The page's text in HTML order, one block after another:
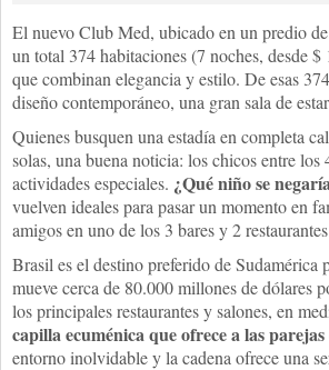
El nuevo Club Med, ubicado en un predio de
un total 374 habitaciones (7 noches, desde
que combinan elegancia y estilo. De esas
diseño contemporáneo, una gran sala de
Quienes busquen una estadía en completa
solas, una buena noticia: los chicos entre
actividades especiales. ¿Qué niño se
vuelven ideales para pasar un momento en
amigos en uno de los 3 bares y 2
Brasil es el destino preferido de Sudamérica
mueve cerca de 80.000 millones de dólares
los principales restaurantes y salones, en
capilla ecuménica que ofrece a las
entorno inolvidable y la cadena ofrece una